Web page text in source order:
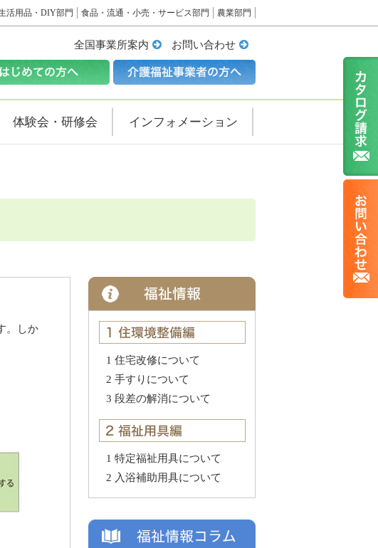
活用品・DIY部門 食品・流通・小売・サービス部門 農業部門
全国事業所案内 お問い合わせ
体験会・研修会 インフォメーション
。しか
1 住宅改修について
2 手すりについて
3 段差の解消について
1 特定福祉用具について
2 入浴補助用具について